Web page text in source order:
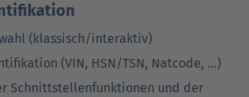
(klassisch/interaktiv)
(VIN, HSN/TSN, Natcode, ...)
Schnitt­stellen­funktionen und der